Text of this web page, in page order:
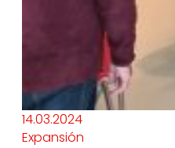
14.03.2024
Expansión